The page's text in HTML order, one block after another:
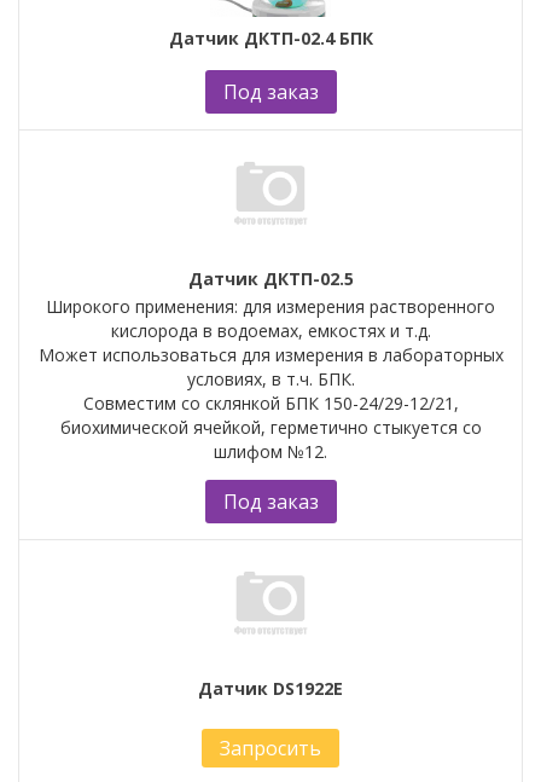
Датчик ДКТП-02.4 БПК
Под заказ
Датчик ДКТП-02.5
Широкого применения: для измерения растворенного
кислорода в водоемах, емкостях и т.д.
Может использоваться для измерения в лабораторных
условиях, в т.ч. БПК.
Совместим со склянкой БПК 150-24/29-12/21,
биохимической ячейкой, герметично стыкуется со
шлифом №12.
Под заказ
Датчик DS1922E
Запросить